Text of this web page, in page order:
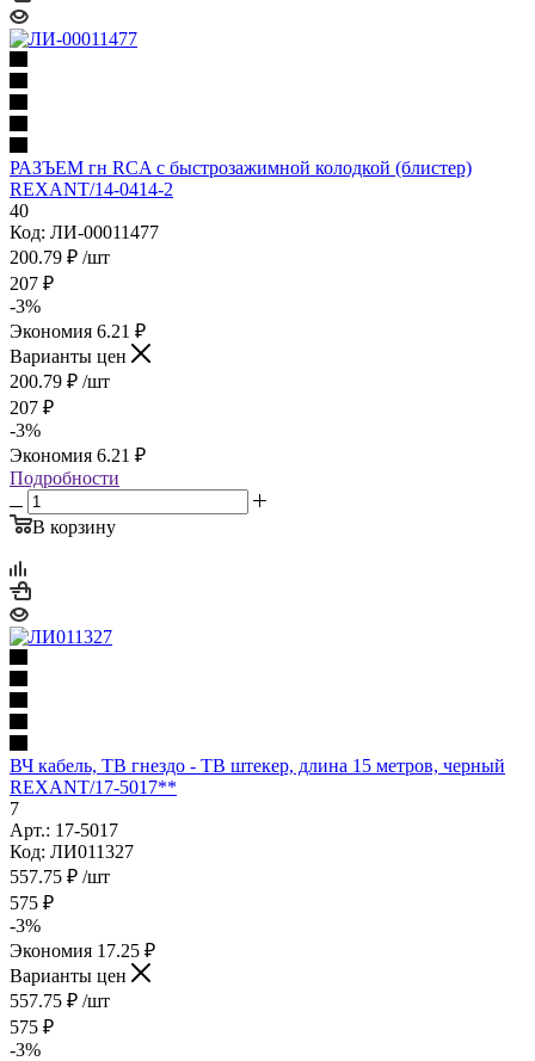
РАЗЪЕМ гн RCA с быстрозажимной колодкой (блистер)
REXANT/14-0414-2
40
Код: ЛИ-00011477
200.79 ₽ /шт
207 ₽
-3%
Экономия 6.21 ₽
Варианты цен
200.79 ₽ /шт
207 ₽
-3%
Экономия 6.21 ₽
Подробности
В корзину
ВЧ кабель, ТВ гнездо - ТВ штекер, длина 15 метров, чeрный
REXANT/17-5017**
7
Арт.: 17-5017
Код: ЛИ011327
557.75 ₽ /шт
575 ₽
-3%
Экономия 17.25 ₽
Варианты цен
557.75 ₽ /шт
575 ₽
-3%